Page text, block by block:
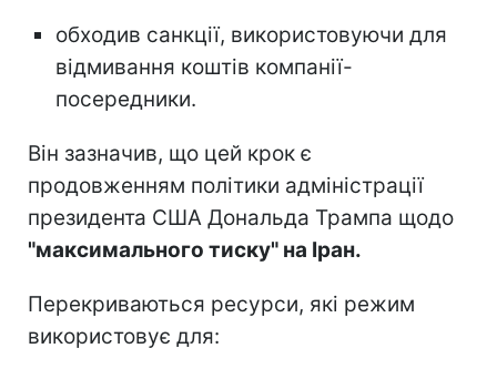
обходив санкції, використовуючи для
відмивання коштів компанії-
посередники.
Він зазначив, що цей крок є
продовженням політики адміністрації
президента США Дональда Трампа щодо
"максимального тиску" на Іран.
Перекриваються ресурси, які режим
використовує для: